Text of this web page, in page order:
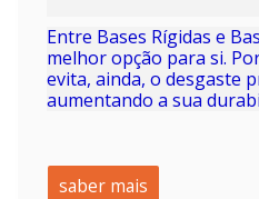
Entre Bases Rígidas e
melhor opção para si.
evita, ainda, o desgaste
aumentando a sua
saber mais